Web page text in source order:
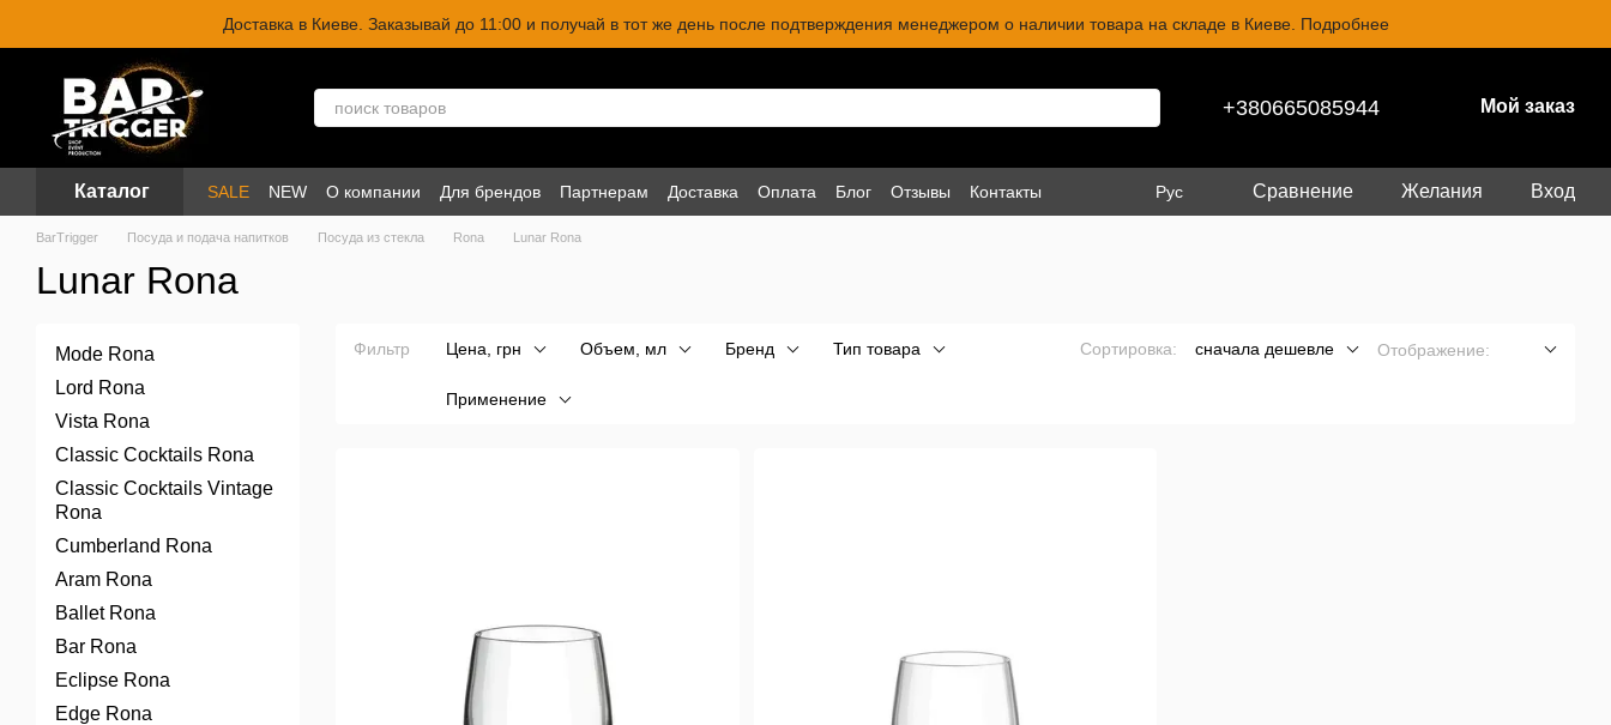
Перейти к основному контентуДоставка в Киеве. Заказывай до 11:00 и получай в тот же день после подтверждения менеджером о наличии товара на складе в Киеве. Подробнее
+380665085944 Мой заказ
Каталог SALE NEW О компании Для брендов Партнерам Доставка Оплата Блог Отзывы Контакты Рус Сравнение Желания Вход
BarTrigger Посуда и подача напитков Посуда из стекла Rona Lunar Rona
Lunar Rona
Фильтр Цена, грн Объем, мл Бренд Тип товара
Применение
Сортировка: сначала дешевле Отображение:
Mode Rona
Lord Rona
Vista Rona
Classic Cocktails Rona
Classic Cocktails Vintage
Rona
Cumberland Rona
Aram Rona
Ballet Rona
Bar Rona
Eclipse Rona
Edge Rona